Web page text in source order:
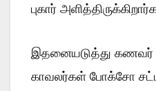
புகார்
இதனையடுத்து கணவர்
காவலர்கள் போக்சோ